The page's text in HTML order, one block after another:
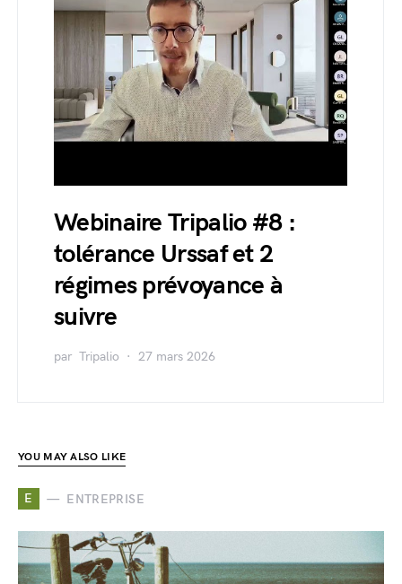
Webinaire Tripalio #8 :
tolérance Urssaf et 2
régimes prévoyance à
suivre
par Tripalio 27 mars 2026
YOU MAY ALSO LIKE
E ENTREPRISE